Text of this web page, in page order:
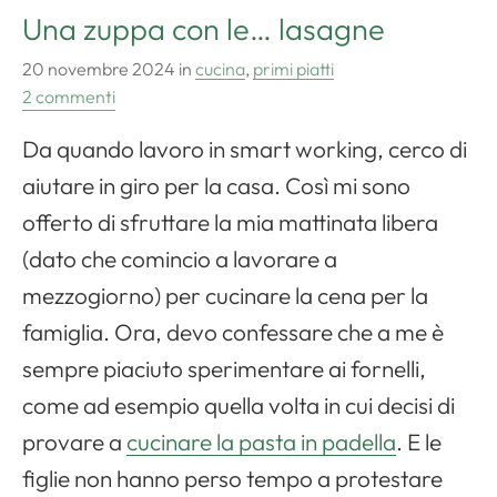
Una zuppa con le… lasagne
20 novembre 2024 in cucina, primi piatti
2 commenti
Da quando lavoro in smart working, cerco di
aiutare in giro per la casa. Così mi sono
offerto di sfruttare la mia mattinata libera
(dato che comincio a lavorare a
mezzogiorno) per cucinare la cena per la
famiglia. Ora, devo confessare che a me è
sempre piaciuto sperimentare ai fornelli,
come ad esempio quella volta in cui decisi di
provare acucinare la pasta in padella. E le
figlie non hanno perso tempo a protestare